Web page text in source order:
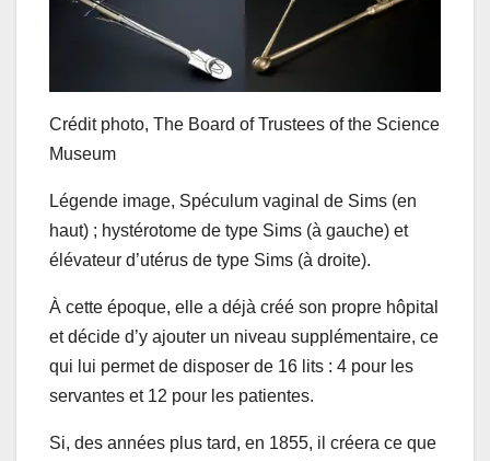
Crédit photo, The Board of Trustees of the Science
Museum
Légende image, Spéculum vaginal de Sims (en
haut) ; hystérotome de type Sims (à gauche) et
élévateur d’utérus de type Sims (à droite).
À cette époque, elle a déjà créé son propre hôpital
et décide d’y ajouter un niveau supplémentaire, ce
qui lui permet de disposer de 16 lits : 4 pour les
servantes et 12 pour les patientes.
Si, des années plus tard, en 1855, il créera ce que